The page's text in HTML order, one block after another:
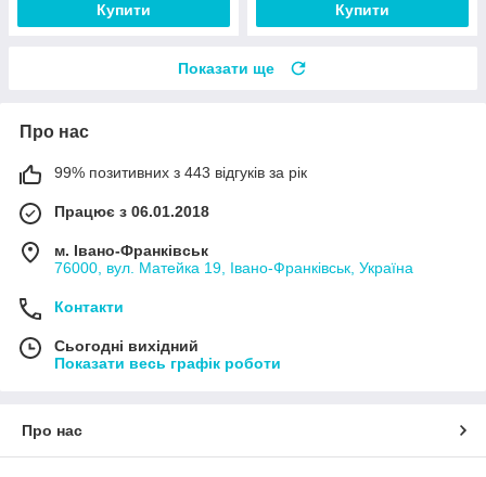
Купити Купити
Показати ще
Про нас
99% позитивних з 443 відгуків за рік
Працює з 06.01.2018
м. Івано-Франківськ
76000, вул. Матейка 19, Івано-Франківськ, Україна
Контакти
Сьогодні вихідний
Показати весь графік роботи
Про нас